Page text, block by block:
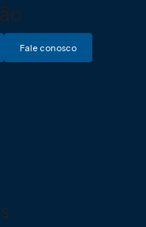
Fale conosco